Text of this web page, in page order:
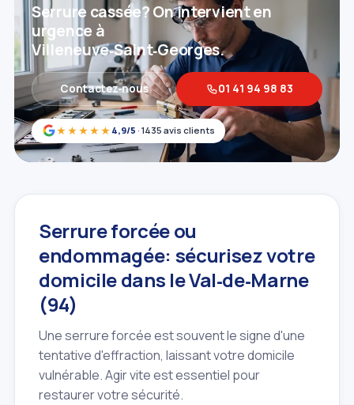
★★★★★ 4,9/5 · 1435 avis clients
Serrure cassée? On intervient en
urgence à
Villeneuve‑Saint‑Georges.
Contactez‑nous 01 41 94 98 83
Serrure forcée ou
endommagée: sécurisez votre
domicile dans le Val‑de‑Marne
(94)
Une serrure forcée est souvent le signe d'une
tentative d'effraction, laissant votre domicile
vulnérable. Agir vite est essentiel pour
restaurer votre sécurité.